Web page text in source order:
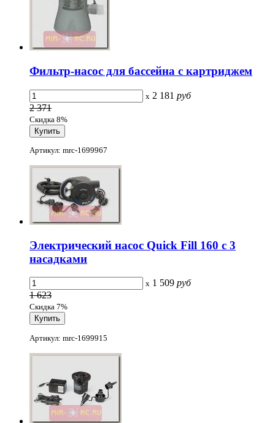
Фильтр-насос для бассейна с картриджем
x 2 181 руб
2 371
Скидка 8%
Артикул: mrc-1699967
Электрический насос Quick Fill 160 c 3
насадками
x 1 509 руб
1 623
Скидка 7%
Артикул: mrc-1699915